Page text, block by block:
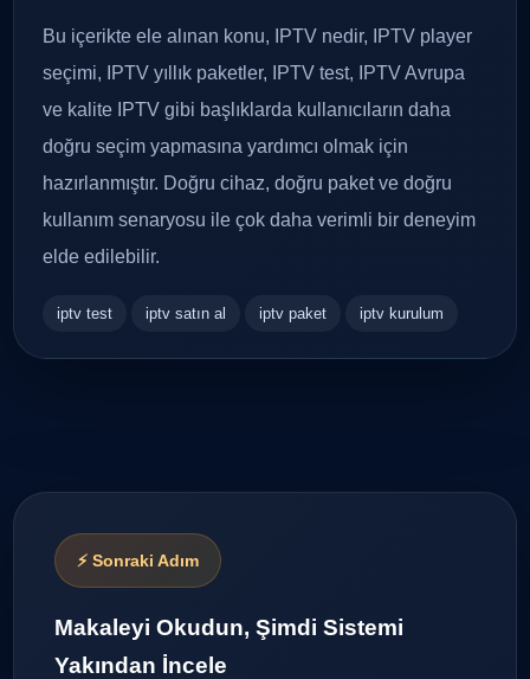
Bu içerikte ele alınan konu, IPTV nedir, IPTV player
seçimi, IPTV yıllık paketler, IPTV test, IPTV Avrupa
ve kalite IPTV gibi başlıklarda kullanıcıların daha
doğru seçim yapmasına yardımcı olmak için
hazırlanmıştır. Doğru cihaz, doğru paket ve doğru
kullanım senaryosu ile çok daha verimli bir deneyim
elde edilebilir.
iptv test iptv satın al iptv paket iptv kurulum
⚡ Sonraki Adım
Makaleyi Okudun, Şimdi Sistemi
Yakından İncele